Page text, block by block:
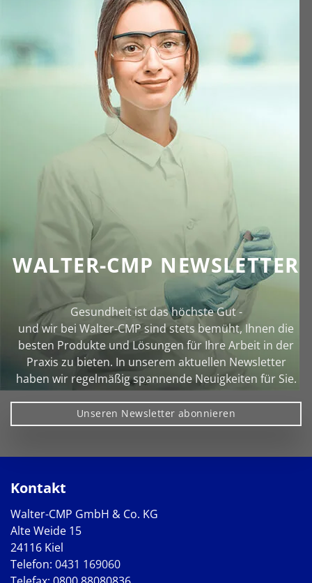
WALTER-CMP NEWSLETTER
Gesundheit ist das höchste Gut -
und wir bei Walter‑CMP sind stets bemüht, Ihnen die
besten Produkte und Lösungen für Ihre Arbeit in der
Praxis zu bieten. In unserem aktuellen Newsletter
haben wir regelmäßig spannende Neuigkeiten für Sie.
Unseren Newsletter abonnieren
Kontakt
Walter-CMP GmbH & Co. KG
Alte Weide 15
24116 Kiel
Telefon: 0431 169060